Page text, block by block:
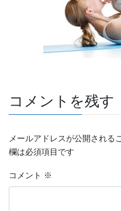
コメントを残す
メールアドレスが公開される
欄は必須項目です
コメント ※